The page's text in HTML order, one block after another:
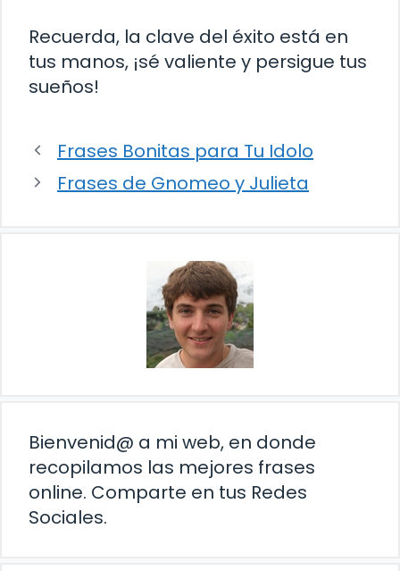
Recuerda, la clave del éxito está en
tus manos, ¡sé valiente y persigue tus
sueños!
Frases Bonitas para Tu Idolo
Frases de Gnomeo y Julieta
Bienvenid@ a mi web, en donde
recopilamos las mejores frases
online. Comparte en tus Redes
Sociales.